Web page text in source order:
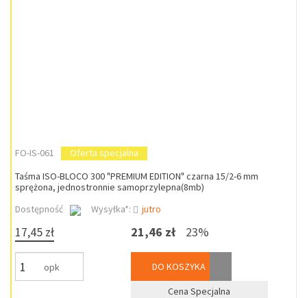
FO-IS-061
Oferta specjalna
Taśma ISO-BLOCO 300 "PREMIUM EDITION" czarna 15/2-6 mm
sprężona, jednostronnie samoprzylepna(8mb)
Dostępność
Wysyłka*: jutro
17,45 zł
opk
21,46 zł 23%
DO KOSZYKA
Cena Specjalna